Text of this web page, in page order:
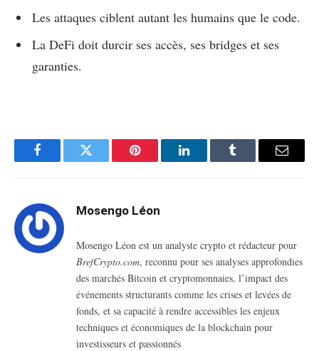
Les attaques ciblent autant les humains que le code.
La DeFi doit durcir ses accès, ses bridges et ses
garanties.
FacebookTwitter Pinterest LinkedInTumblr Email
Mosengo Léon
Mosengo Léon est un analyste crypto et rédacteur pour
BrefCrypto.com, reconnu pour ses analyses approfondies
des marchés Bitcoin et cryptomonnaies, l’impact des
événements structurants comme les crises et levées de
fonds, et sa capacité à rendre accessibles les enjeux
techniques et économiques de la blockchain pour
investisseurs et passionnés